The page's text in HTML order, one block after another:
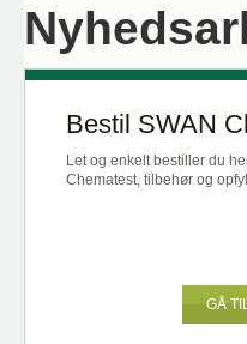
Bestil SWAN
Let og enkelt bestiller du
Chematest, tilbehør og
GÅ